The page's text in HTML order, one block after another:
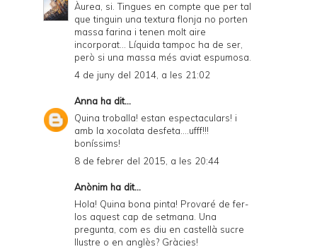
Àurea, si. Tingues en compte que per tal
que tinguin una textura flonja no porten
massa farina i tenen molt aire
incorporat... Líquida tampoc ha de ser,
però si una massa més aviat espumosa.
4 de juny del 2014, a les 21:02
Anna ha dit...
Quina troballa! estan espectaculars! i
amb la xocolata desfeta....ufff!!!
boníssims!
8 de febrer del 2015, a les 20:44
Anònim ha dit...
Hola! Quina bona pinta! Provaré de fer-
los aquest cap de setmana. Una
pregunta, com es diu en castellà sucre
llustre o en anglès? Gràcies!